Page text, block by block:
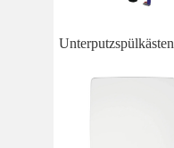
Unterputzspülkästen